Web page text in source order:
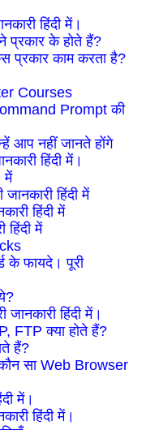
हिंदी में।
प्रकार के होते हैं?
प्रकार काम करता है?
Courses
Prompt की
आप नहीं जानते होंगे
हिंदी में।
में
हिंदी में
हिंदी में
हिंदी में
के फायदे। पूरी
हिंदी में।
FTP क्या होते हैं?
हैं?
सा Web Browser
में।
हिंदी में।